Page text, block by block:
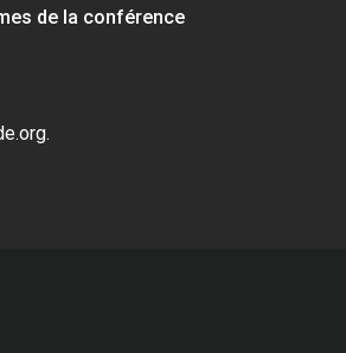
de la conférence
.